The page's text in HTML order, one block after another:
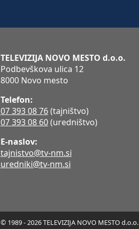
TELEVIZIJA NOVO MESTO d.o.o.
Podbevškova ulica 12
8000 Novo mesto
Telefon:
07 393 08 76(tajništvo)
07 393 08 60(uredništvo)
E-naslov:
tajnistvo@tv-nm.si
uredniki@tv-nm.si
© 1989 - 2026 TELEVIZIJA NOVO MESTO d.o.o.